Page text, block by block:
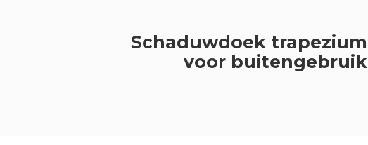
Schaduwdoek trapezium
voor buitengebruik